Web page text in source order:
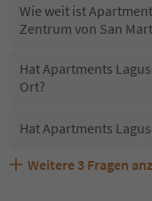
Wie weit ist
Zentrum von San
Hat Apartments
Ort?
Hat Apartments
Sind Haustiere in der
Welche Services
Erhalten die Gäste
Weitere 3 Fragen